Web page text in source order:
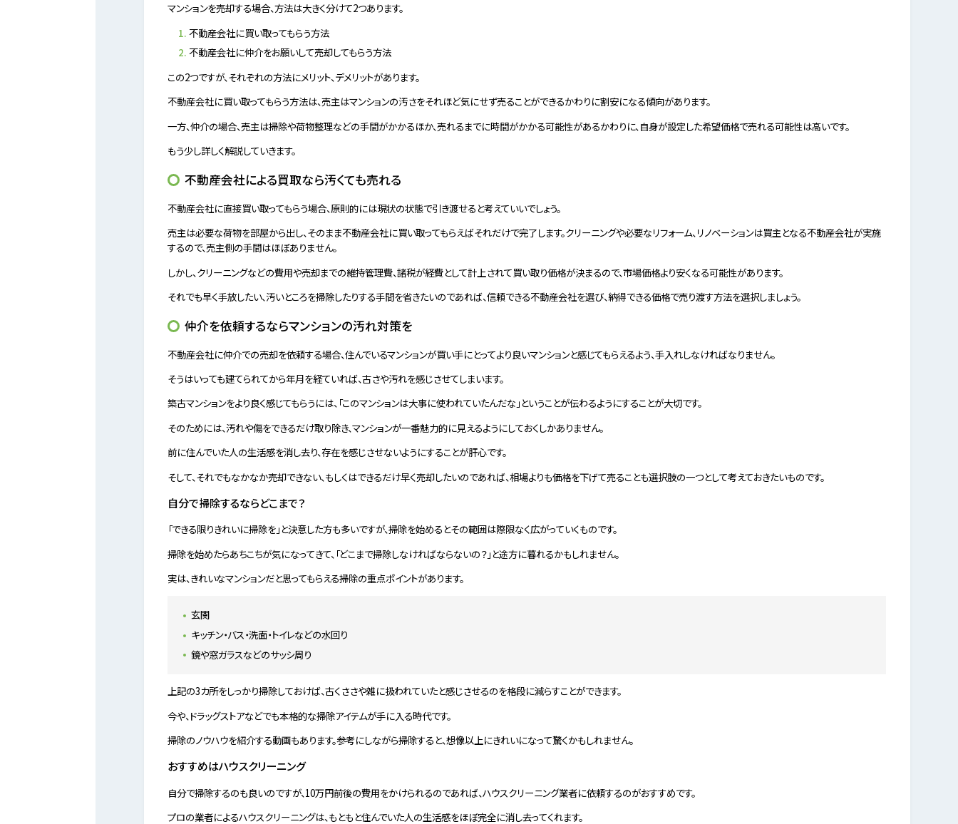
マンションを売却する場合、方法は大きく分けて2つあります。
不動産会社に買い取ってもらう方法
不動産会社に仲介をお願いして売却してもらう方法
この2つですが、それぞれの方法にメリット、デメリットがあります。
不動産会社に買い取ってもらう方法は、売主はマンションの汚さをそれほど気にせず売ることができるかわりに割安になる傾向があります。
一方、仲介の場合、売主は掃除や荷物整理などの手間がかかるほか、売れるまでに時間がかかる可能性があるかわりに、自身が設定した希望価格で売れる可能性は高いです。
もう少し詳しく解説していきます。
不動産会社による買取なら汚くても売れる
不動産会社に直接買い取ってもらう場合、原則的には現状の状態で引き渡せると考えていいでしょう。
売主は必要な荷物を部屋から出し、そのまま不動産会社に買い取ってもらえばそれだけで完了します。クリーニングや必要なリフォーム、リノベーションは買主となる不動産会社が実施
するので、売主側の手間はほぼありません。
しかし、クリーニングなどの費用や売却までの維持管理費、諸税が経費として計上されて買い取り価格が決まるので、市場価格より安くなる可能性があります。
それでも早く手放したい、汚いところを掃除したりする手間を省きたいのであれば、信頼できる不動産会社を選び、納得できる価格で売り渡す方法を選択しましょう。
仲介を依頼するならマンションの汚れ対策を
不動産会社に仲介での売却を依頼する場合、住んでいるマンションが買い手にとってより良いマンションと感じてもらえるよう、手入れしなければなりません。
そうはいっても建てられてから年月を経ていれば、古さや汚れを感じさせてしまいます。
築古マンションをより良く感じてもらうには、「このマンションは大事に使われていたんだな」ということが伝わるようにすることが大切です。
そのためには、汚れや傷をできるだけ取り除き、マンションが一番魅力的に見えるようにしておくしかありません。
前に住んでいた人の生活感を消し去り、存在を感じさせないようにすることが肝心です。
そして、それでもなかなか売却できない、もしくはできるだけ早く売却したいのであれば、相場よりも価格を下げて売ることも選択肢の一つとして考えておきたいものです。
自分で掃除するならどこまで？
「できる限りきれいに掃除を」と決意した方も多いですが、掃除を始めるとその範囲は際限なく広がっていくものです。
掃除を始めたらあちこちが気になってきて、「どこまで掃除しなければならないの？」と途方に暮れるかもしれません。
実は、きれいなマンションだと思ってもらえる掃除の重点ポイントがあります。
玄関
キッチン・バス・洗面・トイレなどの水回り
鏡や窓ガラスなどのサッシ周り
上記の3カ所をしっかり掃除しておけば、古くささや雑に扱われていたと感じさせるのを格段に減らすことができます。
今や、ドラッグストアなどでも本格的な掃除アイテムが手に入る時代です。
掃除のノウハウを紹介する動画もあります。参考にしながら掃除すると、想像以上にきれいになって驚くかもしれません。
おすすめはハウスクリーニング
自分で掃除するのも良いのですが、10万円前後の費用をかけられるのであれば、ハウスクリーニング業者に依頼するのがおすすめです。
プロの業者によるハウスクリーニングは、もともと住んでいた人の生活感をほぼ完全に消し去ってくれます。